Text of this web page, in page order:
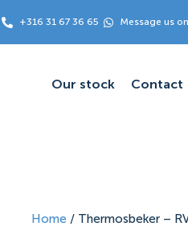
+316 31 67 36 65 Message us
Our stock Contact
Home / Thermosbeker –